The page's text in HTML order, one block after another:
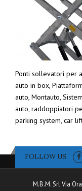
Ponti sollevatori per
auto in box,
auto, Montauto,
auto, raddoppiatori
parking system, car
FOLLOW US
M.B.M. Srl Via